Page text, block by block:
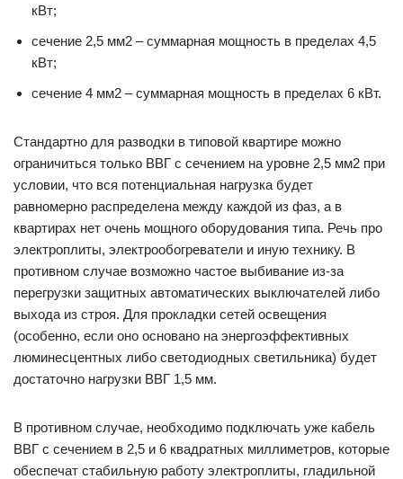
кВт;
сечение 2,5 мм2 – суммарная мощность в пределах 4,5
кВт;
сечение 4 мм2 – суммарная мощность в пределах 6 кВт.
Стандартно для разводки в типовой квартире можно
ограничиться только ВВГ с сечением на уровне 2,5 мм2 при
условии, что вся потенциальная нагрузка будет
равномерно распределена между каждой из фаз, а в
квартирах нет очень мощного оборудования типа. Речь про
электроплиты, электрообогреватели и иную технику. В
противном случае возможно частое выбивание из-за
перегрузки защитных автоматических выключателей либо
выхода из строя. Для прокладки сетей освещения
(особенно, если оно основано на энергоэффективных
люминесцентных либо светодиодных светильника) будет
достаточно нагрузки ВВГ 1,5 мм.
В противном случае, необходимо подключать уже кабель
ВВГ с сечением в 2,5 и 6 квадратных миллиметров, которые
обеспечат стабильную работу электроплиты, гладильной